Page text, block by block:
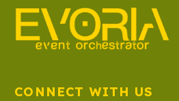
CONNECT WITH US